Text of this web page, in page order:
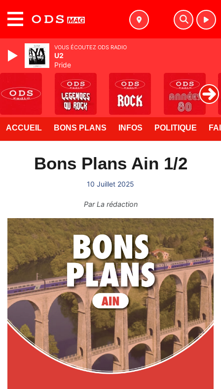
ACCUEIL BONS PLANS INFOS POLITIQUE
Bons Plans Ain 1/2
10 Juillet 2025
ParLa rédaction
VOUS ÉCOUTEZ ODS RADIO
U2
Pride